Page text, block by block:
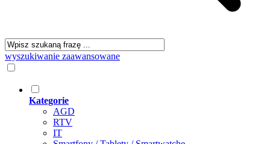
wyszukiwanie zaawansowane
Kategorie
AGD
RTV
IT